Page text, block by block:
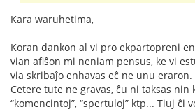
Kara waruhetima,
Koran dankon al vi pro ekpartopreni
vian afiŝon mi neniam pensus, ke vi
via skribaĵo enhavas eĉ ne unu
Cetere tute ne gravas, ĉu ni taksas nin
“komencintoj”, “spertuloj” ktp... Tiuj ĉi